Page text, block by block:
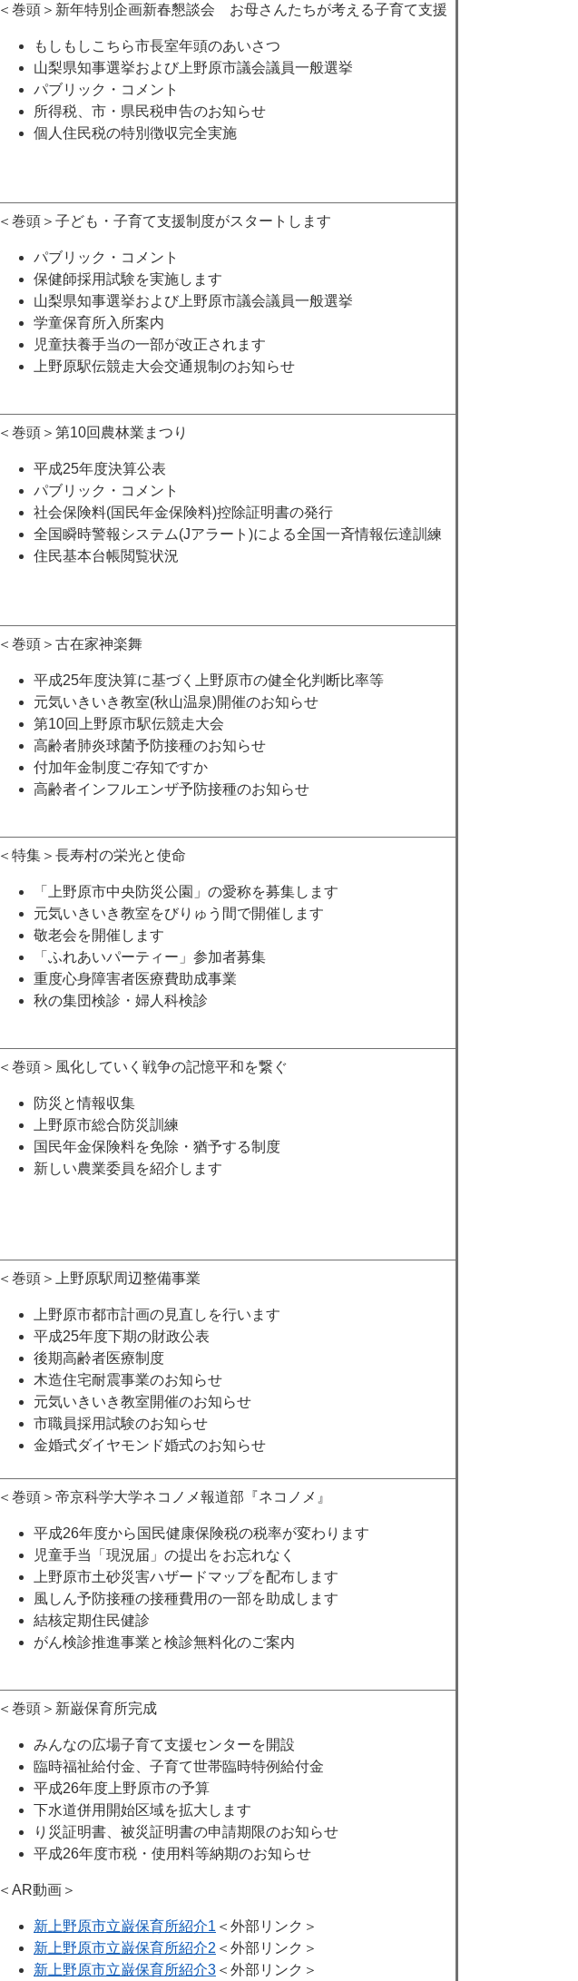
＜巻頭＞新年特別企画新春懇談会 お母さんたちが考える子育て支援
もしもしこちら市長室年頭のあいさつ
山梨県知事選挙および上野原市議会議員一般選挙
パブリック・コメント
所得税、市・県民税申告のお知らせ
個人住民税の特別徴収完全実施
＜巻頭＞子ども・子育て支援制度がスタートします
パブリック・コメント
保健師採用試験を実施します
山梨県知事選挙および上野原市議会議員一般選挙
学童保育所入所案内
児童扶養手当の一部が改正されます
上野原駅伝競走大会交通規制のお知らせ
＜巻頭＞第10回農林業まつり
平成25年度決算公表
パブリック・コメント
社会保険料(国民年金保険料)控除証明書の発行
全国瞬時警報システム(Jアラート)による全国一斉情報伝達訓練
住民基本台帳閲覧状況
＜巻頭＞古在家神楽舞
平成25年度決算に基づく上野原市の健全化判断比率等
元気いきいき教室(秋山温泉)開催のお知らせ
第10回上野原市駅伝競走大会
高齢者肺炎球菌予防接種のお知らせ
付加年金制度ご存知ですか
高齢者インフルエンザ予防接種のお知らせ
＜特集＞長寿村の栄光と使命
「上野原市中央防災公園」の愛称を募集します
元気いきいき教室をびりゅう間で開催します
敬老会を開催します
「ふれあいパーティー」参加者募集
重度心身障害者医療費助成事業
秋の集団検診・婦人科検診
＜巻頭＞風化していく戦争の記憶平和を繋ぐ
防災と情報収集
上野原市総合防災訓練
国民年金保険料を免除・猶予する制度
新しい農業委員を紹介します
＜巻頭＞上野原駅周辺整備事業
上野原市都市計画の見直しを行います
平成25年度下期の財政公表
後期高齢者医療制度
木造住宅耐震事業のお知らせ
元気いきいき教室開催のお知らせ
市職員採用試験のお知らせ
金婚式ダイヤモンド婚式のお知らせ
＜巻頭＞帝京科学大学ネコノメ報道部『ネコノメ』
平成26年度から国民健康保険税の税率が変わります
児童手当「現況届」の提出をお忘れなく
上野原市土砂災害ハザードマップを配布します
風しん予防接種の接種費用の一部を助成します
結核定期住民健診
がん検診推進事業と検診無料化のご案内
＜巻頭＞新巌保育所完成
みんなの広場子育て支援センターを開設
臨時福祉給付金、子育て世帯臨時特例給付金
平成26年度上野原市の予算
下水道併用開始区域を拡大します
り災証明書、被災証明書の申請期限のお知らせ
平成26年度市税・使用料等納期のお知らせ
＜AR動画＞
新上野原市立巌保育所紹介1 ＜外部リンク＞
新上野原市立巌保育所紹介2 ＜外部リンク＞
新上野原市立巌保育所紹介3 ＜外部リンク＞